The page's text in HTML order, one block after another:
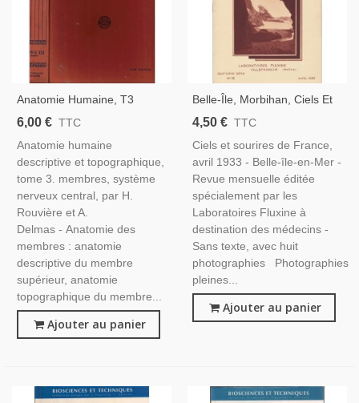
Anatomie Humaine, T3
Membres, Système Nerveux
Anatomie, Manuels De
Médecine
6,00 € TTC
Anatomie humaine
descriptive et topographique,
tome 3. membres, système
nerveux central, par H.
Rouvière et A.
Delmas - Anatomie des
membres : anatomie
descriptive du membre
supérieur, anatomie
topographique du membre...
Ajouter au panier
Belle-Île, Morbihan, Ciels Et
Sourires De France, Avril
Pharmaceutiques Fluxine,
Bretagne
4,50 € TTC
Ciels et sourires de France,
avril 1933 - Belle-île-en-Mer -
Revue mensuelle éditée
spécialement par les
Laboratoires Fluxine à
destination des médecins -
Sans texte, avec huit
photographies Photographies
pleines...
Ajouter au panier